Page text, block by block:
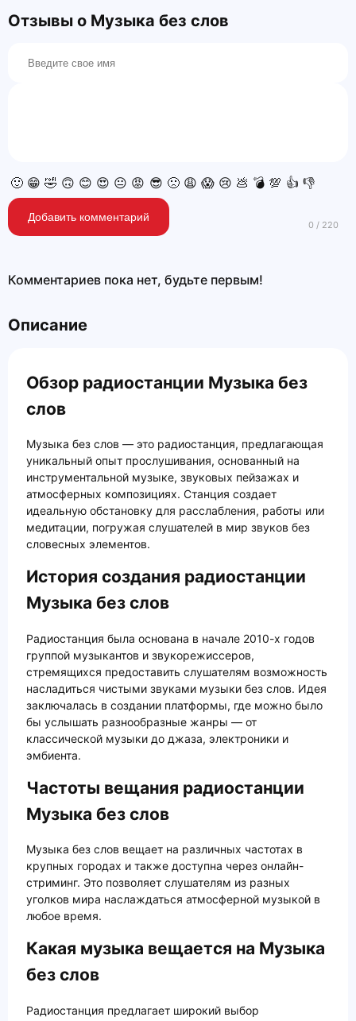
Отзывы о Музыка без слов
🙂 😁 🤣 🙃 😊 😍 😐 😡 😎 🙁 😩 😱 😢 💩 💣 💯 👍 👎
Добавить комментарий
Комментариев пока нет, будьте первым!
Описание
Обзор радиостанции Музыка без
слов
Музыка без слов — это радиостанция, предлагающая
уникальный опыт прослушивания, основанный на
инструментальной музыке, звуковых пейзажах и
атмосферных композициях. Станция создает
идеальную обстановку для расслабления, работы или
медитации, погружая слушателей в мир звуков без
словесных элементов.
История создания радиостанции
Музыка без слов
Радиостанция была основана в начале 2010-х годов
группой музыкантов и звукорежиссеров,
стремящихся предоставить слушателям возможность
насладиться чистыми звуками музыки без слов. Идея
заключалась в создании платформы, где можно было
бы услышать разнообразные жанры — от
классической музыки до джаза, электроники и
эмбиента.
Частоты вещания радиостанции
Музыка без слов
Музыка без слов вещает на различных частотах в
крупных городах и также доступна через онлайн-
стриминг. Это позволяет слушателям из разных
уголков мира наслаждаться атмосферной музыкой в
любое время.
Какая музыка вещается на Музыка
без слов
Радиостанция предлагает широкий выбор